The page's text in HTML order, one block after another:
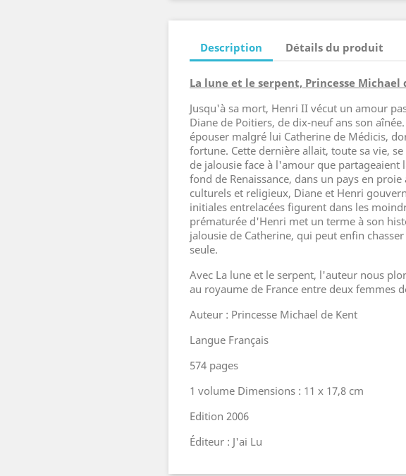
Description Détails du produit
La lune et le serpent, Princesse Michael
Jusqu'à sa mort, Henri II vécut un amour
Diane de Poitiers, de dix-neuf ans son
épouser malgré lui Catherine de Médicis,
fortune. Cette dernière allait, toute sa vie,
de jalousie face à l'amour que partageaient
fond de Renaissance, dans un pays en
culturels et religieux, Diane et Henri
initiales entrelacées figurent dans les
prématurée d'Henri met un terme à son
jalousie de Catherine, qui peut enfin
seule.
Avec La lune et le serpent, l'auteur nous
au royaume de France entre deux femmes
Auteur : Princesse Michael de Kent
Langue Français
574 pages
1 volume Dimensions : 11 x 17,8 cm
Edition 2006
Éditeur : J'ai Lu